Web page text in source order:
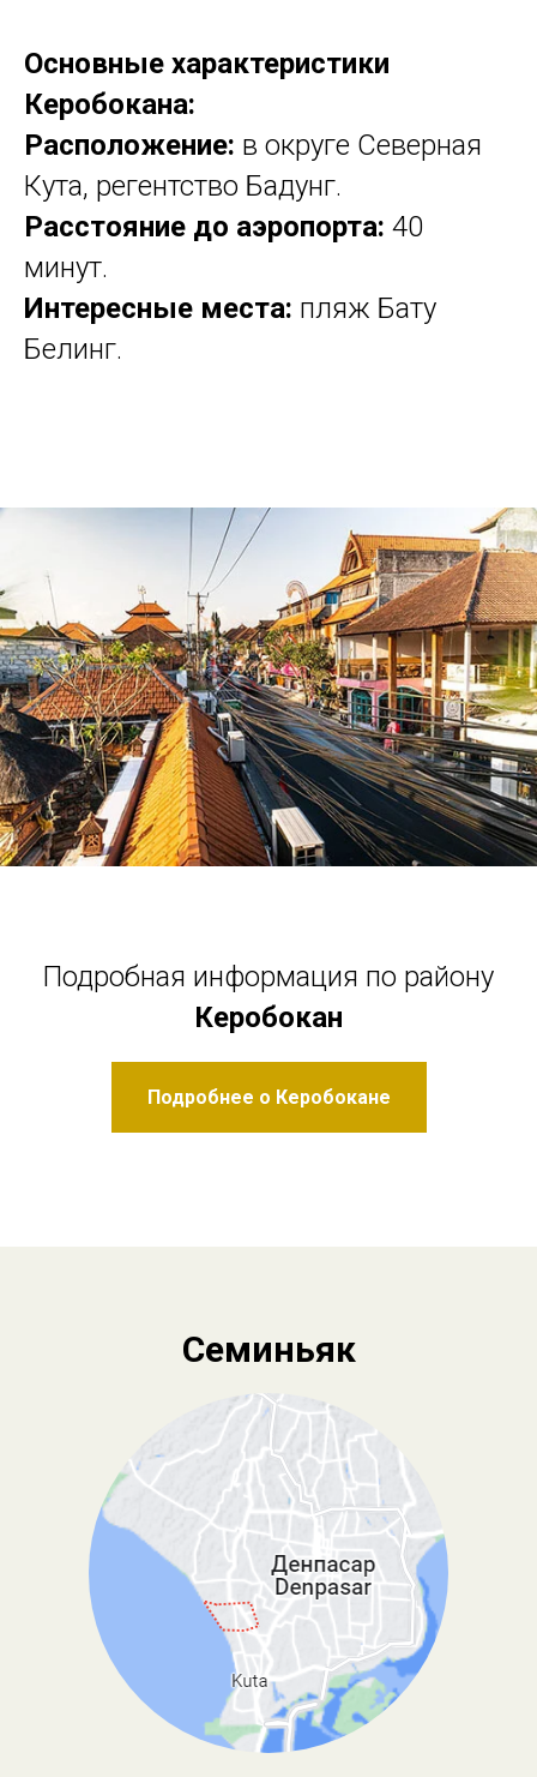
Основные характеристики
Керобокана:
Расположение: в округе Северная
Кута, регентство Бадунг.
Расстояние до аэропорта: 40
минут.
Интересные места: пляж Бату
Белинг.
Подробная информация по району
Керобокан
Подробнее о Керобокане
Семиньяк